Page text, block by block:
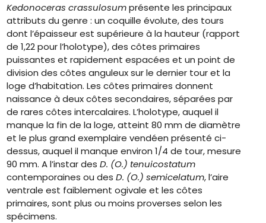
Kedonoceras crassulosumprésente les principaux
attributs du genre : un coquille évolute, des tours
dont l’épaisseur est supérieure à la hauteur (rapport
de 1,22 pour l’holotype), des côtes primaires
puissantes et rapidement espacées et un point de
division des côtes anguleux sur le dernier tour et la
loge d’habitation. Les côtes primaires donnent
naissance à deux côtes secondaires, séparées par
de rares côtes intercalaires. L’holotype, auquel il
manque la fin de la loge, atteint 80 mm de diamètre
et le plus grand exemplaire vendéen présenté ci-
dessus, auquel il manque environ 1/4 de tour, mesure
90 mm. A l’instar desD. (O.) tenuicostatum
contemporaines ou desD. (O.) semicelatum, l’aire
ventrale est faiblement ogivale et les côtes
primaires, sont plus ou moins proverses selon les
spécimens.